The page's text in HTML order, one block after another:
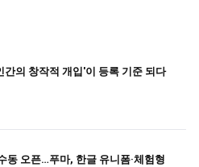
간의 창작적 개입'이 등록 기준 되다
동 오픈…푸마, 한글 유니폼·체험형